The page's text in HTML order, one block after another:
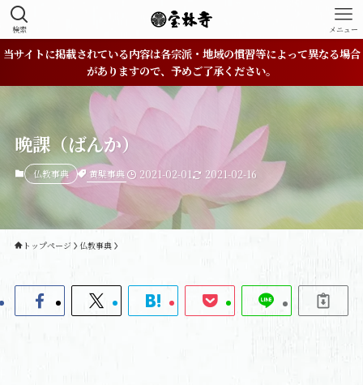
検索 メニュー
当サイトに掲載されている内容は各宗派・地域の慣習等によって異なる場合
がありますので、予めご了承ください。
晩課（ばんか）
仏教事典 黄檗事典 2021-02-01 2021-02-16
トップページ 仏教事典